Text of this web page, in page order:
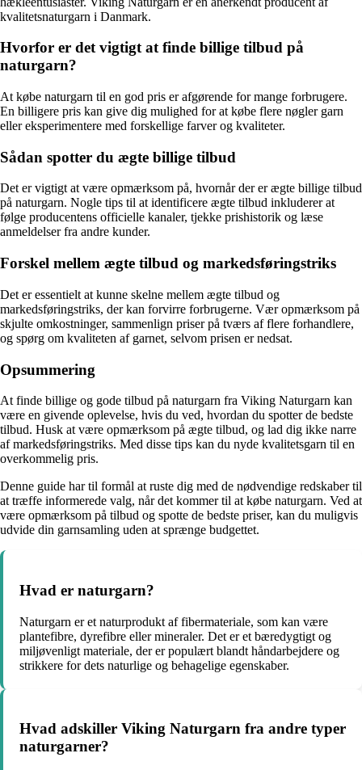
kvalitetsnaturgarn i Danmark.
Hvorfor er det vigtigt at finde billige tilbud på
naturgarn?
At købe naturgarn til en god pris er afgørende for mange forbrugere.
En billigere pris kan give dig mulighed for at købe flere nøgler garn
eller eksperimentere med forskellige farver og kvaliteter.
Sådan spotter du ægte billige tilbud
Det er vigtigt at være opmærksom på, hvornår der er ægte billige tilbud
på naturgarn. Nogle tips til at identificere ægte tilbud inkluderer at
følge producentens officielle kanaler, tjekke prishistorik og læse
anmeldelser fra andre kunder.
Forskel mellem ægte tilbud og markedsføringstriks
Det er essentielt at kunne skelne mellem ægte tilbud og
markedsføringstriks, der kan forvirre forbrugerne. Vær opmærksom på
skjulte omkostninger, sammenlign priser på tværs af flere forhandlere,
og spørg om kvaliteten af garnet, selvom prisen er nedsat.
Opsummering
At finde billige og gode tilbud på naturgarn fra Viking Naturgarn kan
være en givende oplevelse, hvis du ved, hvordan du spotter de bedste
tilbud. Husk at være opmærksom på ægte tilbud, og lad dig ikke narre
af markedsføringstriks. Med disse tips kan du nyde kvalitetsgarn til en
overkommelig pris.
Denne guide har til formål at ruste dig med de nødvendige redskaber til
at træffe informerede valg, når det kommer til at købe naturgarn. Ved at
være opmærksom på tilbud og spotte de bedste priser, kan du muligvis
udvide din garnsamling uden at sprænge budgettet.
Hvad er naturgarn?
Naturgarn er et naturprodukt af fibermateriale, som kan være
plantefibre, dyrefibre eller mineraler. Det er et bæredygtigt og
miljøvenligt materiale, der er populært blandt håndarbejdere og
strikkere for dets naturlige og behagelige egenskaber.
Hvad adskiller Viking Naturgarn fra andre typer
naturgarner?